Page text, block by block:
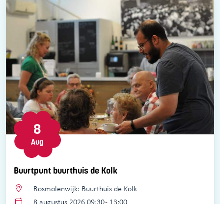
Buurtpunt buurthuis de Kolk
8
Aug
Rosmolenwijk: Buurthuis de Kolk
8 augustus 2026 09:30 - 13:00